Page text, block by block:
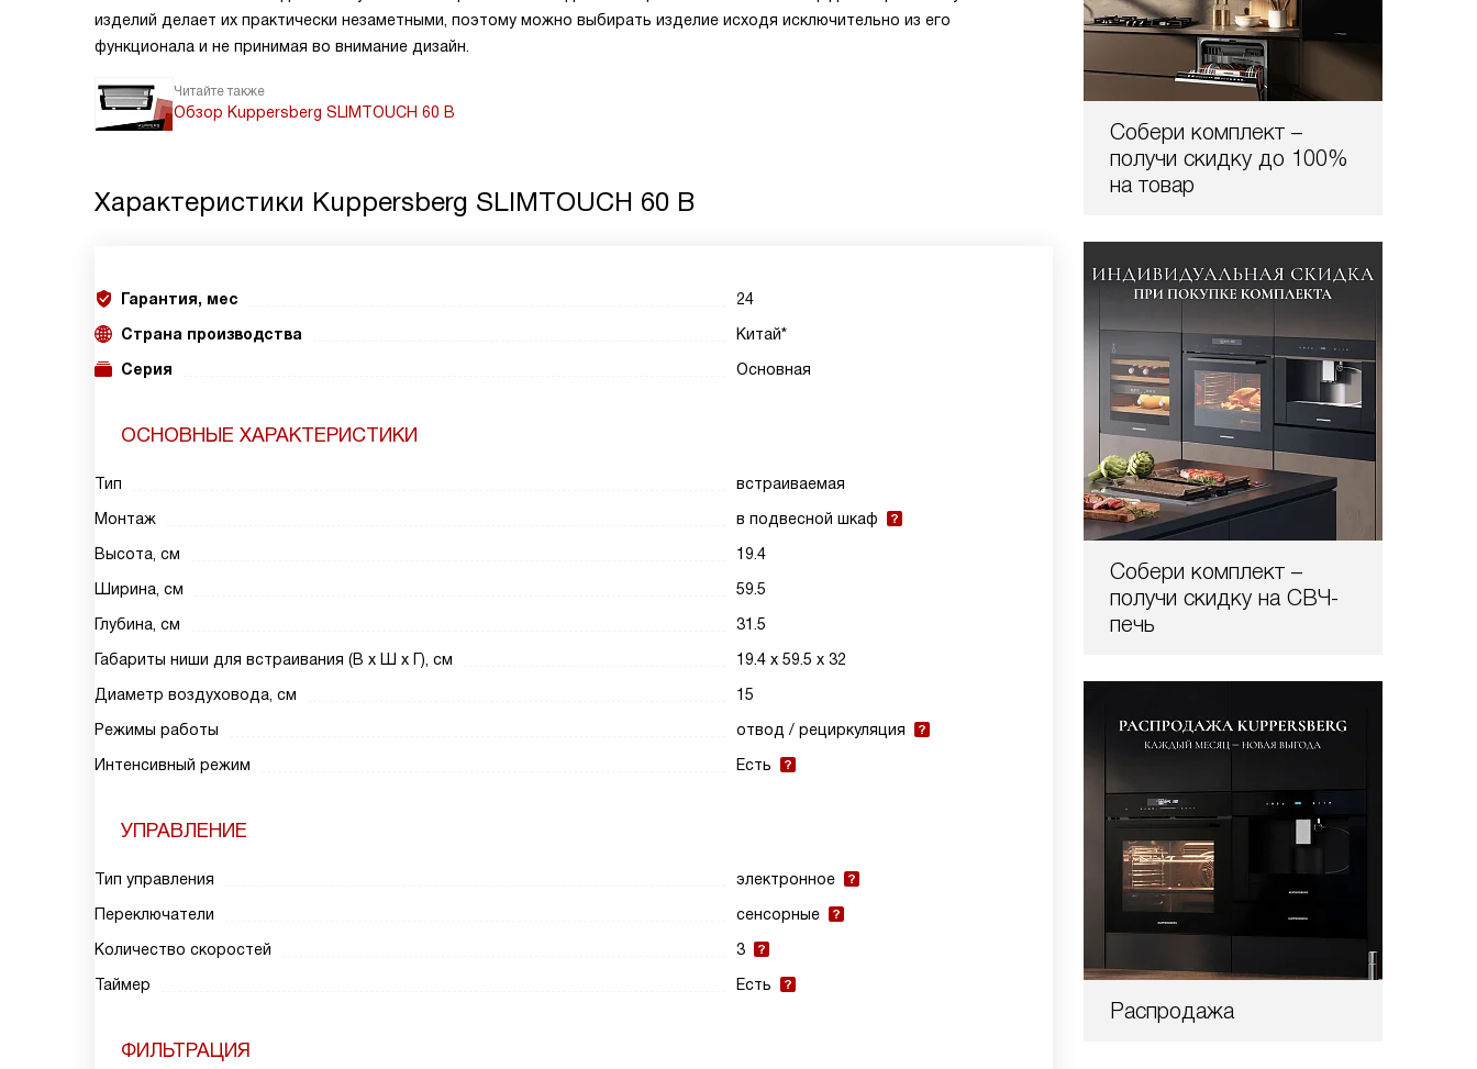
Собери комплект –
получи скидку до 100%
на товар
Собери комплект –
получи скидку на СВЧ-
печь
Распродажа
изделий делает их практически незаметными, поэтому можно выбирать изделие исходя исключительно из его
функционала и не принимая во внимание дизайн.
Читайте также
Обзор Kuppersberg SLIMTOUCH 60 B
Характеристики Kuppersberg SLIMTOUCH 60 B
Гарантия, мес
24
Страна производства
Китай*
Серия
Основная
ОСНОВНЫЕ ХАРАКТЕРИСТИКИ
Тип
встраиваемая
Монтаж
в подвесной шкаф
Высота, см
19.4
Ширина, см
59.5
Глубина, см
31.5
Габариты ниши для встраивания (В х Ш х Г), см
19.4 х 59.5 х 32
Диаметр воздуховода, см
15
Режимы работы
отвод / рециркуляция
Интенсивный режим
Есть
УПРАВЛЕНИЕ
Тип управления
электронное
Переключатели
сенсорные
Количество скоростей
3
Таймер
Есть
ФИЛЬТРАЦИЯ